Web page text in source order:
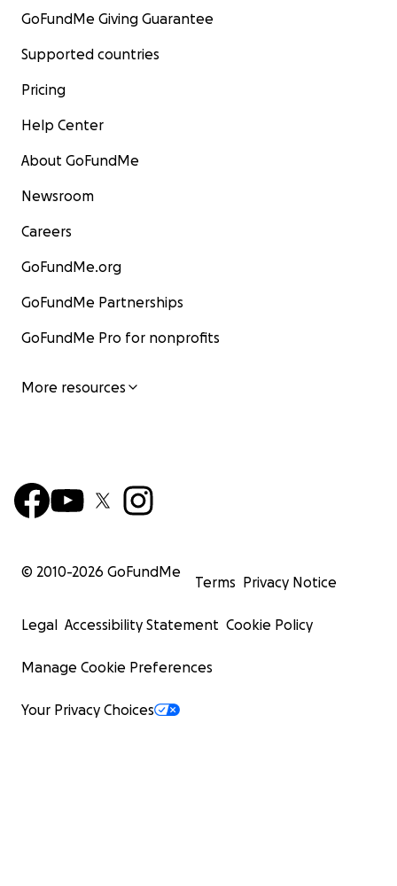
GoFundMe Giving Guarantee
Supported countries
Pricing
Help Center
About GoFundMe
Newsroom
Careers
GoFundMe.org
GoFundMe Partnerships
GoFundMe Pro for nonprofits
More resources
© 2010-2026 GoFundMe
Terms Privacy Notice
Legal Accessibility Statement Cookie Policy
Manage Cookie Preferences
Your Privacy Choices